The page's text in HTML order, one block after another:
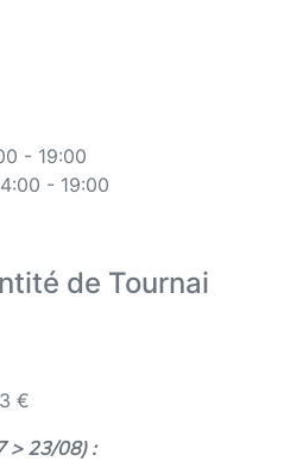
- 19:00
- 19:00
de Tournai
€
> 23/08) :